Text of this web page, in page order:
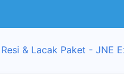
& Lacak Paket - JNE